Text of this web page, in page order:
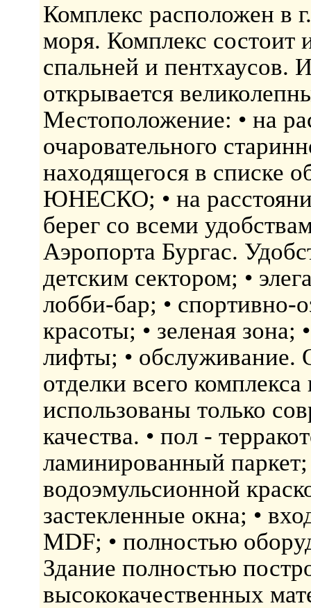
Комплекс расположен в
моря. Комплекс состоит
спальней и пентхаусов.
открывается
Местоположение: • на
очаровательного
находящегося в списке
ЮНЕСКО; • на
берег со всеми
Аэропорта Бургас.
детским сектором; •
лобби-бар; • спортивно-
красоты; • зеленая зона;
лифты; • обслуживание.
отделки всего
использованы только
качества. • пол -
ламинированный
водоэмульсионной
застекленные окна; •
MDF; • полностью
Здание полностью
высококачественных